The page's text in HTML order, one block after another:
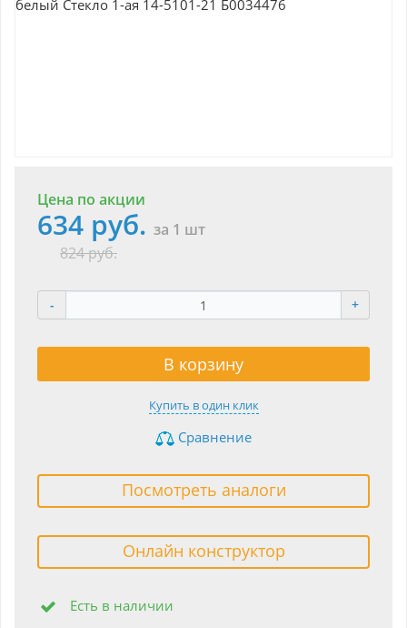
Цена по акции
634 руб. за 1 шт
824 руб.
- +
В корзину
Купить в один клик
Сравнение
Посмотреть аналоги
Онлайн конструктор
Есть в наличии